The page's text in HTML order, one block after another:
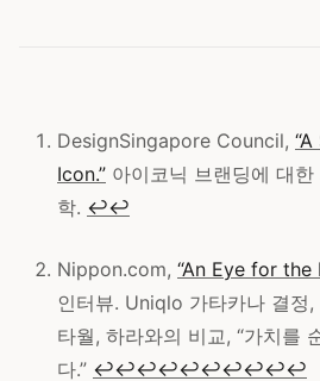
DesignSingapore Council,
Icon.” 아이코닉 브랜딩에 대
학. ↩↩
Nippon.com, “An Eye for the
인터뷰. Uniqlo 가타카나 결정
타월, 하라와의 비교, “가치를
다.” ↩↩↩↩↩↩↩↩↩↩